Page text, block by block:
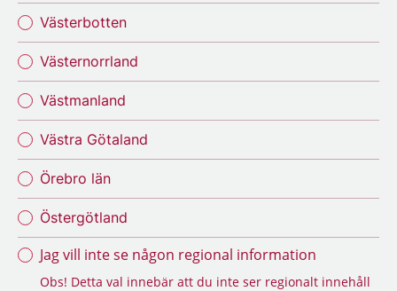
Västerbotten
Västernorrland
Västmanland
Västra Götaland
Örebro län
Östergötland
Jag vill inte se någon regional information
Obs! Detta val innebär att du inte ser regionalt innehåll